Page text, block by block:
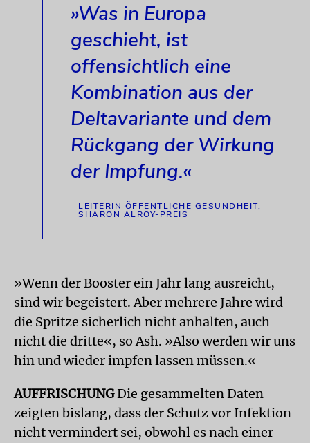
»Was in Europa
geschieht, ist
offensichtlich eine
Kombination aus der
Deltavariante und dem
Rückgang der Wirkung
der Impfung.«
LEITERIN ÖFFENTLICHE GESUNDHEIT,
SHARON ALROY-PREIS
»Wenn der Booster ein Jahr lang ausreicht,
sind wir begeistert. Aber mehrere Jahre wird
die Spritze sicherlich nicht anhalten, auch
nicht die dritte«, so Ash. »Also werden wir uns
hin und wieder impfen lassen müssen.«
AUFFRISCHUNGDie gesammelten Daten
zeigten bislang, dass der Schutz vor Infektion
nicht vermindert sei, obwohl es nach einer